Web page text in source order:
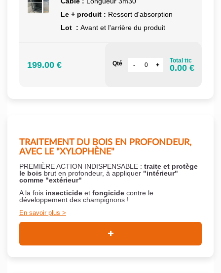
Le + produit : Ressort d'absorption
Lot : Avant et l'arrière du produit
199.00 € Qté Total ttc
0.00 €
TRAITEMENT DU BOIS EN PROFONDEUR,
AVEC LE "XYLOPHÈNE"
PREMIÈRE ACTION INDISPENSABLE : traite et protège
le bois brut en profondeur, à appliquer "intérieur"
comme "extérieur"
A la fois insecticide et fongicide contre le
développement des champignons !
En savoir plus